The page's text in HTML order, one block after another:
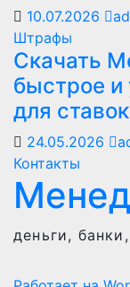
10.07.2026
Штрафы
Скачать
быстрое и
для ставок
24.05.2026
Контакты
деньги,